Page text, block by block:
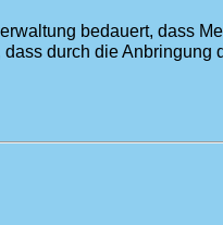
bedauert, dass
dass durch die Anbringung